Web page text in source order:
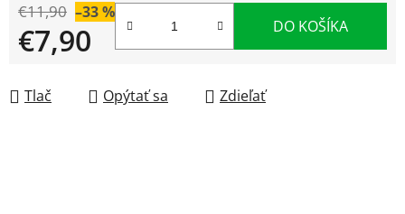
€11,90 –33 %
€7,90 DO KOŠÍKA
Tlač Opýtať sa Zdieľať